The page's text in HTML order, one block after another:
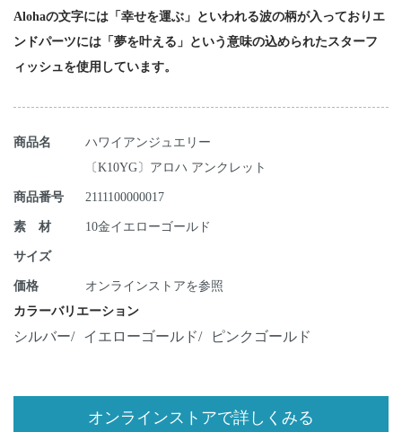
Alohaの文字には「幸せを運ぶ」といわれる波の柄が入っておりエ
ンドパーツには「夢を叶える」という意味の込められたスターフ
ィッシュを使用しています。
商品名
ハワイアンジュエリー
〔K10YG〕アロハ アンクレット
商品番号 2111100000017
素 材 10金イエローゴールド
サイズ
価格
オンラインストアを参照
カラーバリエーション
シルバー イエローゴールド ピンクゴールド
オンラインストアで詳しくみる